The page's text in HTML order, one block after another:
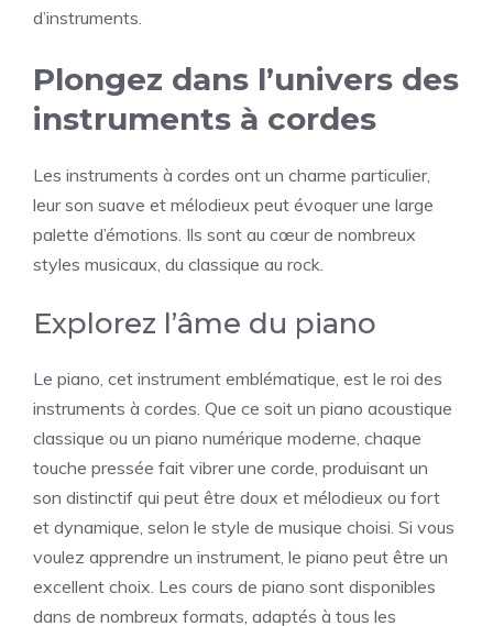
d’instruments.
Plongez dans l’univers des
instruments à cordes
Les instruments à cordes ont un charme particulier,
leur son suave et mélodieux peut évoquer une large
palette d’émotions. Ils sont au cœur de nombreux
styles musicaux, du classique au rock.
Explorez l’âme du piano
Le piano, cet instrument emblématique, est le roi des
instruments à cordes. Que ce soit un piano acoustique
classique ou un piano numérique moderne, chaque
touche pressée fait vibrer une corde, produisant un
son distinctif qui peut être doux et mélodieux ou fort
et dynamique, selon le style de musique choisi. Si vous
voulez apprendre un instrument, le piano peut être un
excellent choix. Les cours de piano sont disponibles
dans de nombreux formats, adaptés à tous les